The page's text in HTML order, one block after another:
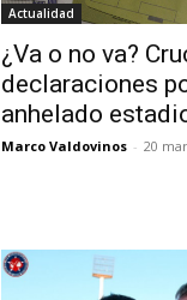
Actualidad
¿Va o no va?
declaraciones
anhelado
Marco Valdovinos - 20